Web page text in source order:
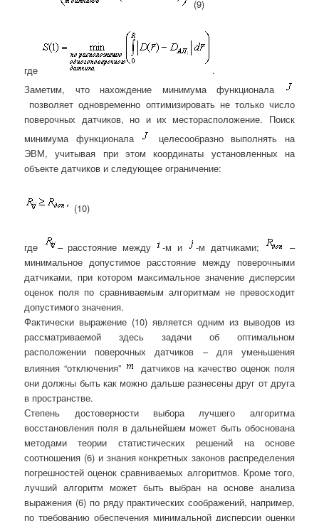
(9)
где
.
Заметим, что нахождение минимума функционала
позволяет одновременно оптимизировать не только число
поверочных датчиков, но и их месторасположение. Поиск
минимума функционала
целесообразно выполнять на
ЭВМ, учитывая при этом координаты установленных на
объекте датчиков и следующее ограничение:
(10)
где – расстояние между -м и -м датчиками;
–
минимальное допустимое расстояние между поверочными
датчиками, при котором максимальное значение дисперсии
оценок поля по сравниваемым алгоритмам не превосходит
допустимого значения.
Фактически выражение (10) является одним из выводов из
рассматриваемой здесь задачи об оптимальном
расположении поверочных датчиков – для уменьшения
влияния “отключения”
датчиков на качество оценок поля
они должны быть как можно дальше разнесены друг от друга
в пространстве.
Степень достоверности выбора лучшего алгоритма
восстановления поля в дальнейшем может быть обоснована
методами теории статистических решений на основе
соотношения (6) и знания конкретных законов распределения
погрешностей оценок сравниваемых алгоритмов. Кроме того,
лучший алгоритм может быть выбран на основе анализа
выражения (6) по ряду практических соображений, например,
по требованию обеспечения минимальной дисперсии оценки